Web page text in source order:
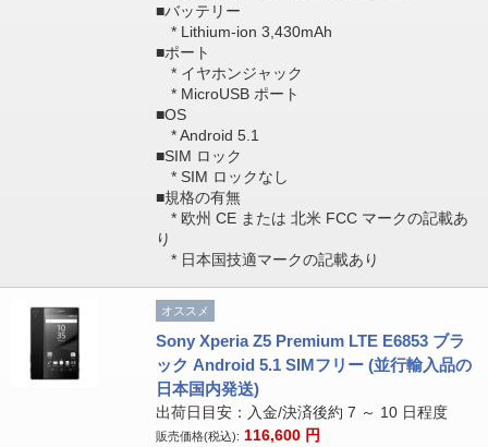
■バッテリー
* Lithium-ion 3,430mAh
■ポート
* イヤホンジャック
* MicroUSB ポート
■OS
* Android 5.1
■SIM ロック
* SIM ロックなし
■規格の有無
* 欧州 CE または 北米 FCC マークの記載あ
り
* 日本国技適マークの記載あり
オススメ
Sony Xperia Z5 Premium LTE E6853 ブラ
ック Android 5.1 SIMフリー (並行輸入品の
日本国内発送)
出荷日目安：入金/決済後約 7 ～ 10 日程度
販売価格(税込): 116,600 円